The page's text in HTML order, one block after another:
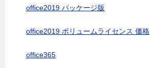
office2019 パッケージ版
office2019 ボリュームライセンス 価格
office365